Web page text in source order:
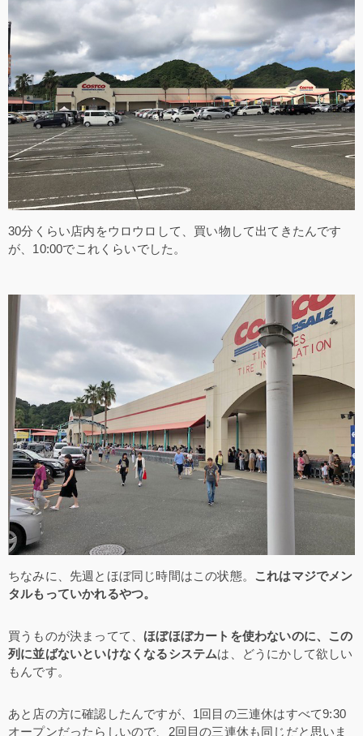
30分くらい店内をウロウロして、買い物して出てきたんです
が、10:00でこれくらいでした。
ちなみに、先週とほぼ同じ時間はこの状態。 これはマジでメン
タルもっていかれるやつ。
買うものが決まってて、 ほぼほぼカートを使わないのに、この
列に並ばないといけなくなるシステムは、どうにかして欲しい
もんです。
あと店の方に確認したんですが、1回目の三連休はすべて9:30
オープンだったらしいので、2回目の三連休も同じだと思いま